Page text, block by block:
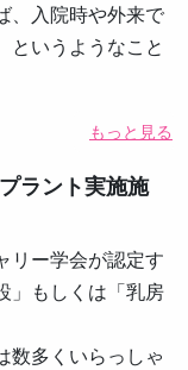
、入院時や外来で
というようなこと
もっと見る
ラント実施施
リー学会が認定す
」もしくは「乳房
数多くいらっしゃ